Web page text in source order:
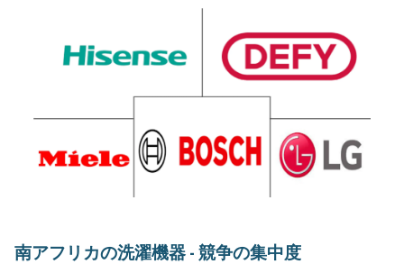
南アフリカの洗濯機器 - 競争の集中度